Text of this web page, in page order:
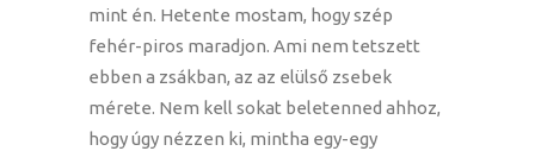
mint én. Hetente mostam, hogy szép
fehér-piros maradjon. Ami nem tetszett
ebben a zsákban, az az elülső zsebek
mérete. Nem kell sokat beletenned ahhoz,
hogy úgy nézzen ki, mintha egy-egy